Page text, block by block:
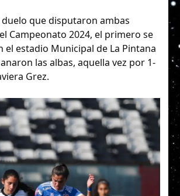
duelo que disputaron ambas
Campeonato 2024, el primero se
el estadio Municipal de La Pintana
las albas, aquella vez por 1-
Grez.